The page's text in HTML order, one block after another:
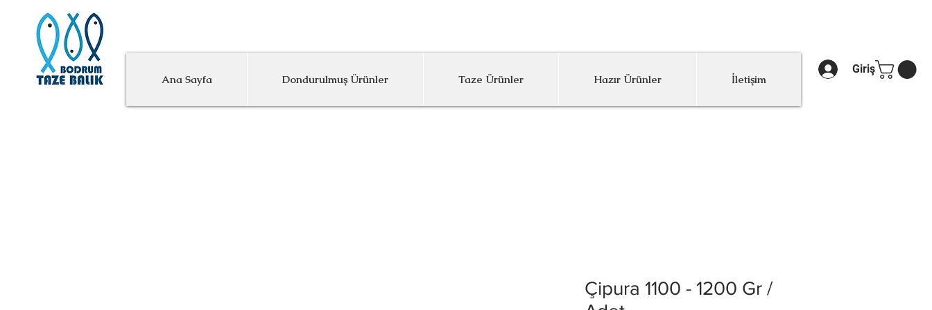
Ana Sayfa Dondurulmuş Ürünler Taze Ürünler Hazır Ürünler İletişim
Giriş
Çipura 1100 - 1200 Gr /